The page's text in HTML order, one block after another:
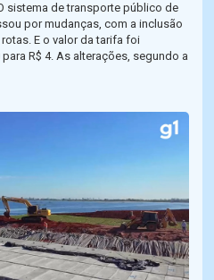
sistema de transporte público de
por mudanças, com a inclusão
E o valor da tarifa foi
R$ 4. As alterações, segundo a